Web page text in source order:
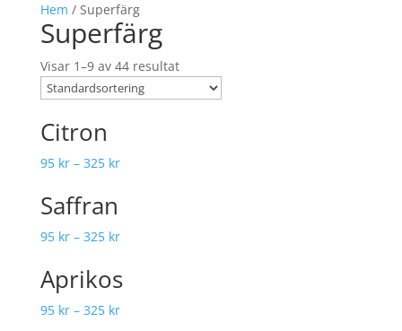
Hem / Superfärg
Superfärg
Visar 1–9 av 44 resultat
Citron
95 kr– 325 kr
Saffran
95 kr– 325 kr
Aprikos
95 kr– 325 kr